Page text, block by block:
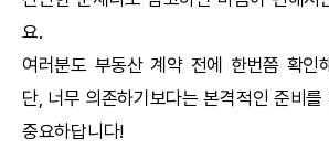
요.
여러분도 부동산 계약 전에 한번쯤 확인
단, 너무 의존하기보다는 본격적인 준비를
중요하답니다!